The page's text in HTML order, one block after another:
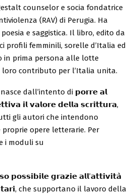
counselor e socia fondatrice
(RAV) di Perugia. Ha
e saggistica. Il libro, edito da
profili femminili, sorelle d’Italia ed
in prima persona alle lotte
loro contributo per l’Italia unita.
dall’intento di 𝗽𝗼𝗿𝗿𝗲 𝗮𝗹
𝗶𝗹 𝘃𝗮𝗹𝗼𝗿𝗲 𝗱𝗲𝗹𝗹𝗮 𝘀𝗰𝗿𝗶𝘁𝘁𝘂𝗿𝗮,
gli autori che intendono
opere letterarie. Per
i moduli su
𝗽𝗼𝘀𝘀𝗶𝗯𝗶𝗹𝗲 𝗴𝗿𝗮𝘇𝗶𝗲 𝗮𝗹𝗹’𝗮𝘁𝘁𝗶𝘃𝗶𝘁𝗮̀
che supportano il lavoro della